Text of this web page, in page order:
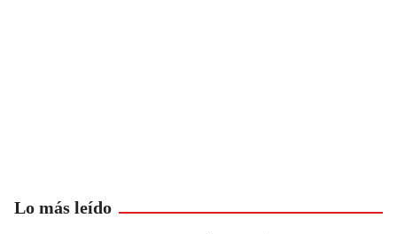
Lo más leído